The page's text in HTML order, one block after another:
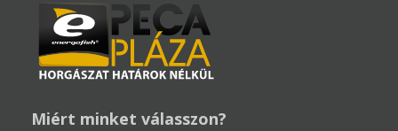
Miért minket válasszon?